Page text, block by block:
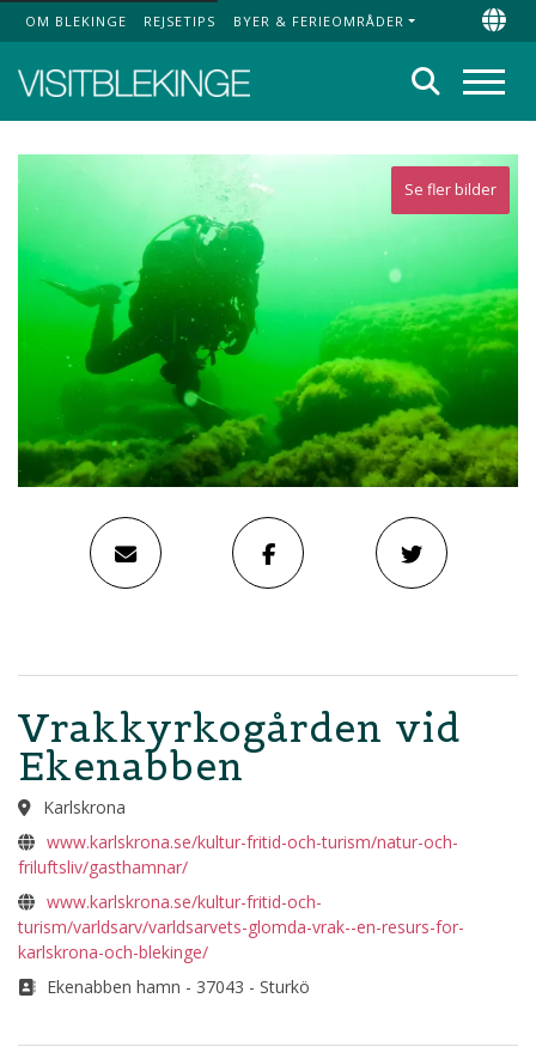
Top Menu
OM BLEKINGE REJSETIPS BYER & FERIEOMRÅDER
Søg
Se fler bilder
Vrakkyrkogården vid
Ekenabben
Karlskrona
www.karlskrona.se/kultur-fritid-och-turism/natur-och-
friluftsliv/gasthamnar/
www.karlskrona.se/kultur-fritid-och-
turism/varldsarv/varldsarvets-glomda-vrak--en-resurs-for-
karlskrona-och-blekinge/
Ekenabben hamn - 37043 - Sturkö